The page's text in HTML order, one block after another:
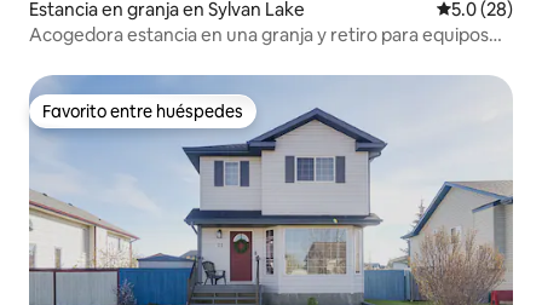
Estancia en granja en Sylvan Lake Calificación
5.0 (28)
Acogedora estancia en una granja y retiro para equipos
Favorito entre huéspedes
Favorito entre huéspedes